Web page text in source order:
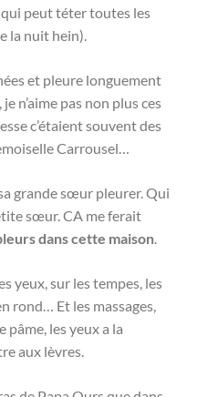
peut téter toutes les
la nuit hein).
et pleure longuement
n’aime pas non plus ces
c’étaient souvent des
Carrousel…
grande sœur pleurer. Qui
sœur. CA me ferait
dans cette maison
yeux, sur les tempes, les
rond… Et les massages,
pâme, les yeux a la
aux lèvres.